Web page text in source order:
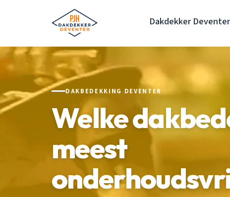
Dakdekker Deventer
DAKBEDEKKING DEVENTER
Welke
meest